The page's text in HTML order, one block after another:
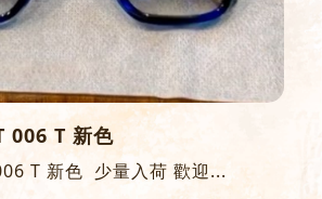
006 T 新色
T 新色 少量入荷 歡迎...